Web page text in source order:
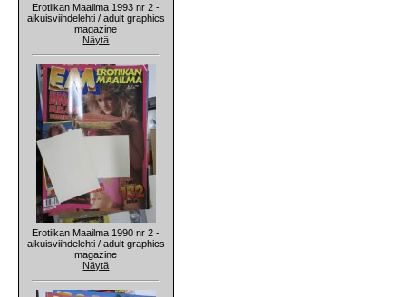
Erotiikan Maailma 1993 nr 2 -
aikuisviihdelehti / adult graphics
magazine
Näytä
Erotiikan Maailma 1990 nr 2 -
aikuisviihdelehti / adult graphics
magazine
Näytä